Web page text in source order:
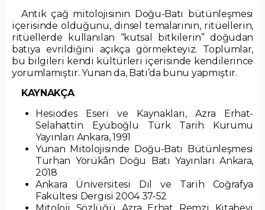
Antik çağ mitolojisinin Doğu-Batı bütünleşmesi
içerisinde olduğunu, dinsel temalarının, ritüellerin,
ritüellerde kullanılan “kutsal bitkilerin” doğudan
batıya evrildiğini açıkça görmekteyiz. Toplumlar,
bu bilgileri kendi kültürleri içerisinde kendilerince
yorumlamıştır. Yunan da, Batı’da bunu yapmıştır.
KAYNAKÇA
Hesiodes Eseri ve Kaynakları, Azra Erhat-
Selahattin Eyüboğlu Türk Tarih Kurumu
Yayınları Ankara, 1991
Yunan Mitolojisinde Doğu-Batı Bütünleşmesi
Turhan Yörükân Doğu Batı Yayınları Ankara,
2018
Ankara Üniversitesi Dil ve Tarih Coğrafya
Fakültesi Dergisi 2004 37-52